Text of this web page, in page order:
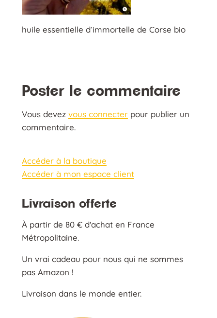
huile essentielle d’immortelle de Corse bio
Poster le commentaire
Vous devez vous connecterpour publier un
commentaire.
Accéder à la boutique
Accéder à mon espace client
Livraison offerte
À partir de 80 € d'achat en France
Métropolitaine.
Un vrai cadeau pour nous qui ne sommes
pas Amazon !
Livraison dans le monde entier.